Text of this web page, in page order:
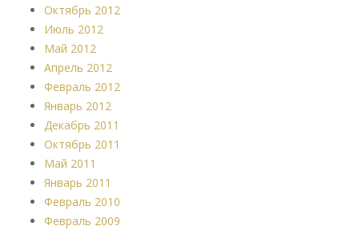
Октябрь 2012
Июль 2012
Май 2012
Апрель 2012
Февраль 2012
Январь 2012
Декабрь 2011
Октябрь 2011
Май 2011
Январь 2011
Февраль 2010
Февраль 2009